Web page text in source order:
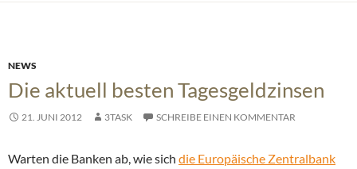
NEWS
Die aktuell besten Tagesgeldzinsen
21. JUNI 2012 3TASK SCHREIBE EINEN KOMMENTAR
Warten die Banken ab, wie sich die Europäische Zentralbank